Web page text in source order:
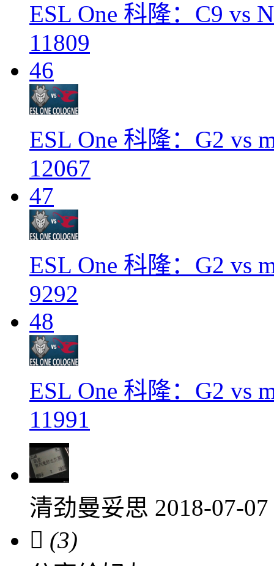
ESL One 科隆：C9 vs
11809
46
ESL One 科隆：G2 vs
12067
47
ESL One 科隆：G2 vs
9292
48
ESL One 科隆：G2 vs
11991
清劲曼妥思 2018-07-
 (3)